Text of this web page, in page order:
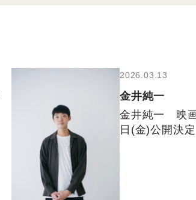
2026.03.13
金井純一
金井純一 映
日(金)公開決定